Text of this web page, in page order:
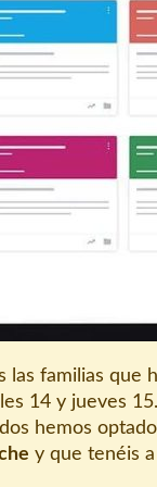
las familias que
14 y jueves
hemos
y que tenéis